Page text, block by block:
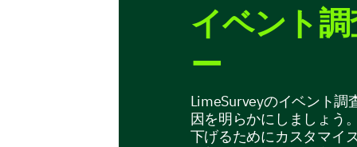
イベント
ー
LimeSurveyのイベント調
因を明らかにしましょう
下げるためにカスタマイ